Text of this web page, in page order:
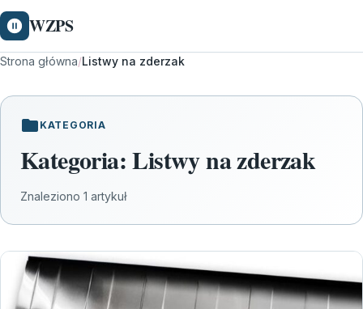
WZPS
Strona główna/Listwy na zderzak
KATEGORIA
Kategoria:Listwy na zderzak
Znaleziono 1 artykuł